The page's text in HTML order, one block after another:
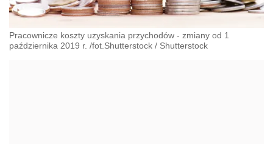
Pracownicze koszty uzyskania przychodów - zmiany od 1
października 2019 r. /fot.Shutterstock / Shutterstock